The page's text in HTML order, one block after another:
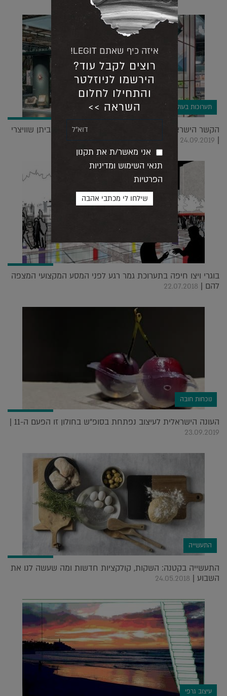
תערוכות בעולם
הקשר הישראלי ביריד Maison&Objet בלט דווקא בביתן שוויצרי
|
24.09.2019
בוגרי ויצו חיפה בתערוכת גמר רגע לפני המסע המקצועי המצפה
להם | 22.07.2018
נוכחות חובה
העונה הישראלית לעיצוב נפתחת בסופ"ש בחולון זו הפעם ה-11 |
23.09.2019
התעשייה
התעשייה בקטנה: השקות, קולקציות חדשות ומה שעשה לנו את
השבוע | 24.05.2018
עיצוב גרפי
איזה כיף שאתם LEGIT!
רוצים לקבל עוד?
הירשמו לניוזלטר
והתחילו לחלום
השראה >>
אני מאשר/ת את תקנון
תנאי השימוש ומדיניות
הפרטיות